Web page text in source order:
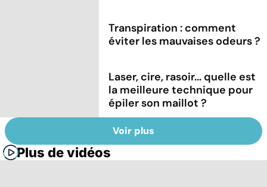
Transpiration : comment
éviter les mauvaises odeurs ?
Laser, cire, rasoir... quelle est
la meilleure technique pour
épiler son maillot ?
Voir plus
Plus de vidéos